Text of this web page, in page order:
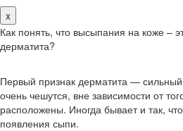
x
Как понять, что высыпания на коже –
дерматита?
Первый признак дерматита —
очень чешутся, вне зависимости от
расположены. Иногда бывает и так,
появления сыпи.